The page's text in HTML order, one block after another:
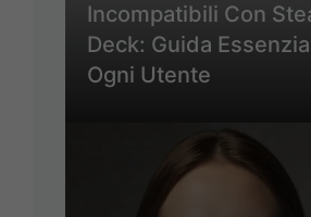
Incompatibili Con
Deck: Guida
Ogni Utente